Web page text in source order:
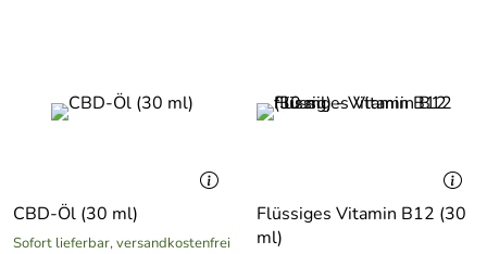
CBD-Öl (30 ml)
Sofort lieferbar, versandkostenfrei
Flüssiges Vitamin B12 (30
ml)